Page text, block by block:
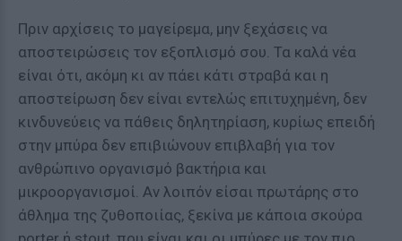
Πριν αρχίσεις το μαγείρεμα, μην ξεχάσεις να
αποστειρώσεις τον εξοπλισμό σου. Τα καλά νέα
είναι ότι, ακόμη κι αν πάει κάτι στραβά και η
αποστείρωση δεν είναι εντελώς επιτυχημένη, δεν
κινδυνεύεις να πάθεις δηλητηρίαση, κυρίως επειδή
στην μπύρα δεν επιβιώνουν επιβλαβή για τον
ανθρώπινο οργανισμό βακτήρια και
μικροοργανισμοί. Αν λοιπόν είσαι πρωτάρης στο
άθλημα της ζυθοποιίας, ξεκίνα με κάποια σκούρα